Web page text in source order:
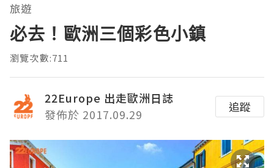
旅遊
必去！歐洲三個彩色小鎮
瀏覽次數:711
22Europe 出走歐洲日誌
發佈於 2017.09.29
追蹤